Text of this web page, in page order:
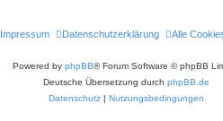
Alle
Datenschutzerklärung
Impressum
Powered by phpBB® Forum Software © phpBB
Deutsche Übersetzung durch phpBB.de
Datenschutz | Nutzungsbedingungen